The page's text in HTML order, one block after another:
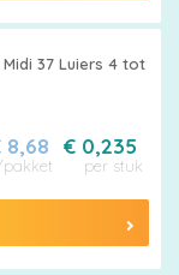
37 Luiers 4 tot
€ 0,235
per stuk
8,68